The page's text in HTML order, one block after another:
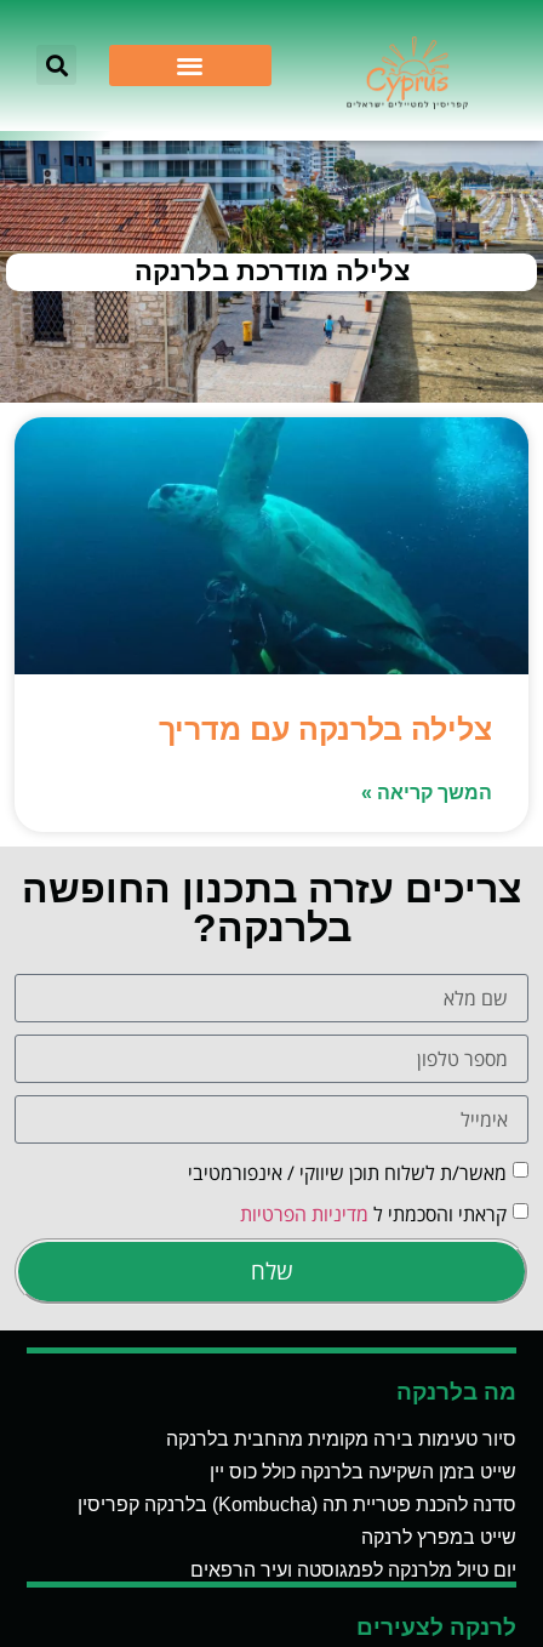
צלילה מודרכת בלרנקה
צלילה בלרנקה עם מדריך
המשך קריאה »
צריכים עזרה בתכנון החופשה
בלרנקה?
מאשר/ת לשלוח תוכן שיווקי / אינפורמטיבי
קראתי והסכמתי ל מדיניות הפרטיות
שלח
מה בלרנקה
סיור טעימות בירה מקומית מהחבית בלרנקה
שייט בזמן השקיעה בלרנקה כולל כוס יין
סדנה להכנת פטריית תה (Kombucha) בלרנקה קפריסין
שייט במפרץ לרנקה
יום טיול מלרנקה לפמגוסטה ועיר הרפאים
לרנקה לצעירים